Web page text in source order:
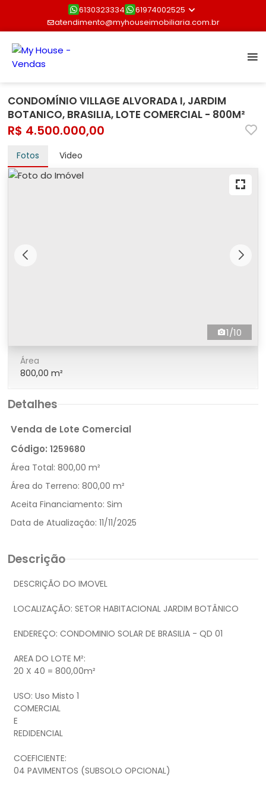
6130323334
61974002525
atendimento@myhouseimobiliaria.com.br
CONDOMÍNIO VILLAGE ALVORADA I, JARDIM
BOTANICO, BRASILIA, LOTE COMERCIAL - 800M²
R$ 4.500.000,00
Fotos Video
1/10
Área
800,00 m²
Detalhes
Venda de Lote Comercial
Código: 1259680
Área Total: 800,00 m²
Área do Terreno: 800,00 m²
Aceita Financiamento: Sim
Data de Atualização: 11/11/2025
Descrição
DESCRIÇÃO DO IMOVEL
LOCALIZAÇÃO: SETOR HABITACIONAL JARDIM BOTÂNICO
ENDEREÇO: CONDOMINIO SOLAR DE BRASILIA - QD 01
AREA DO LOTE M²:
20 X 40 = 800,00m²
USO: Uso Misto 1
COMERCIAL
E
REDIDENCIAL
COEFICIENTE:
04 PAVIMENTOS (SUBSOLO OPCIONAL) ​